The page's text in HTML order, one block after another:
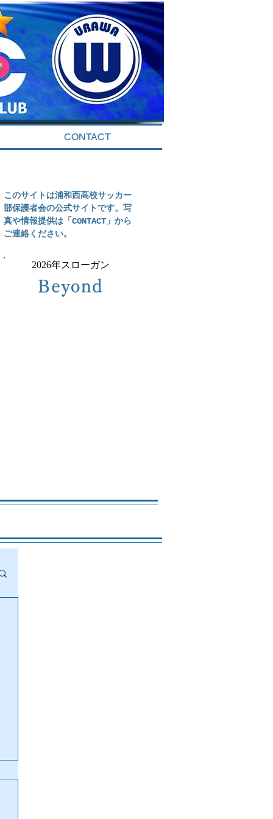
CONTACT
このサイトは浦和西高校サッカー
部保護者会の公式サイトです。写
真や情報提供は「CONTACT」から
ご連絡ください。
2026年スローガン
Beyond​